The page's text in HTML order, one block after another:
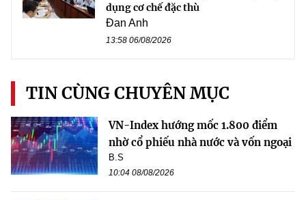
dụng cơ chế đặc thù
Đan Anh
13:58 06/08/2026
TIN CÙNG CHUYÊN MỤC
VN-Index hướng mốc 1.800 điểm
nhờ cổ phiếu nhà nước và vốn ngoại
B.S
10:04 08/08/2026